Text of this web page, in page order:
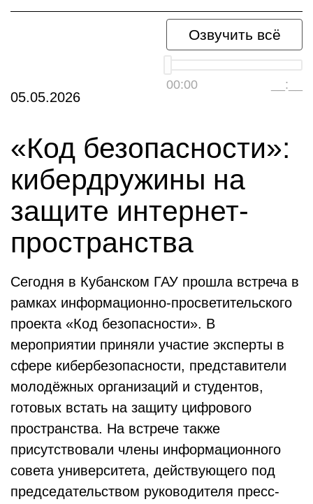
Озвучить всё
00:00 __:__
05.05.2026
«Код безопасности»:
кибердружины на
защите интернет-
пространства
Сегодня в Кубанском ГАУ прошла встреча в
рамках информационно-просветительского
проекта «Код безопасности». В
мероприятии приняли участие эксперты в
сфере кибербезопасности, представители
молодёжных организаций и студентов,
готовых встать на защиту цифрового
пространства. На встрече также
присутствовали члены информационного
совета университета, действующего под
председательством руководителя пресс-